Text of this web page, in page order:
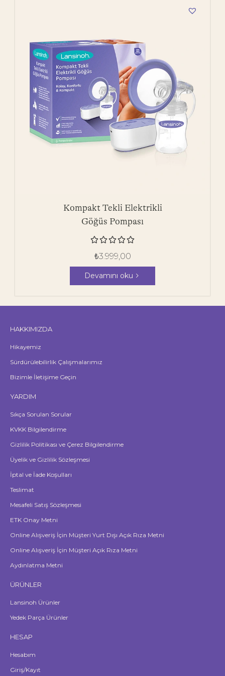
Kompakt Tekli Elektrikli
Göğüs Pompası

₺3.999,00
Devamını oku
HAKKIMIZDA
Hikayemiz
Sürdürülebilirlik Çalışmalarımız
Bizimle İletişime Geçin
YARDIM
Sıkça Sorulan Sorular
KVKK Bilgilendirme
Gizlilik Politikası ve Çerez Bilgilendirme
Üyelik ve Gizlilik Sözleşmesi
İptal ve İade Koşulları
Teslimat
Mesafeli Satış Sözleşmesi
ETK Onay Metni
Online Alışveriş İçin Müşteri Yurt Dışı Açık Rıza Metni
Online Alışveriş İçin Müşteri Açık Rıza Metni
Aydınlatma Metni
ÜRÜNLER
Lansinoh Ürünler
Yedek Parça Ürünler
HESAP
Hesabım
Giriş/Kayıt